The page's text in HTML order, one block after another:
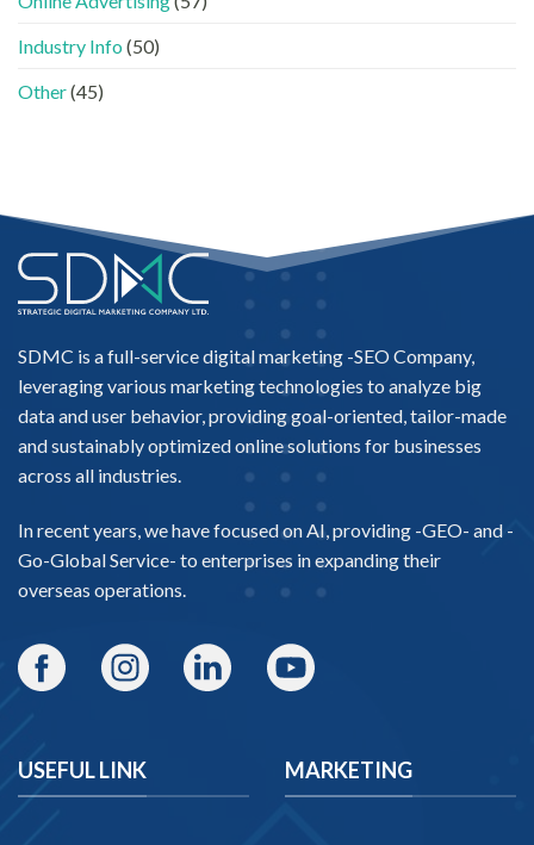
任
單」？〉
Industry Info (50)
Other(45)
SDMC is a full-service digital marketing -SEO Company,
leveraging various marketing technologies to analyze big
data and user behavior, providing goal-oriented, tailor-made
and sustainably optimized online solutions for businesses
across all industries.
In recent years, we have focused on AI, providing -GEO- and -
Go-Global Service- to enterprises in expanding their
overseas operations.
USEFUL LINK MARKETING